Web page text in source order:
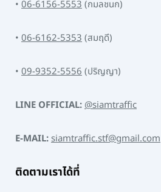
• 06-6156-5553(กมลชนก)
• 06-6162-5353(สมฤดี)
• 09-9352-5556(ปริญญา)
LINE OFFICIAL:@siamtraffic
E-MAIL:siamtraffic.stf@gmail.com
ติดตามเราได้ที่